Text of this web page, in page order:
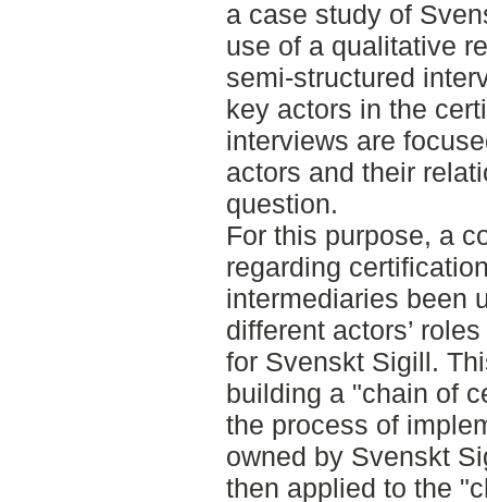
a case study of
use of a qualitative
semi-structured
key actors in the
interviews are
actors and their
question.
For this purpose, a
regarding
intermediaries been
different actors’
for Svenskt Sigill.
building a "chain of
the process of
owned by Svenskt
then applied to the